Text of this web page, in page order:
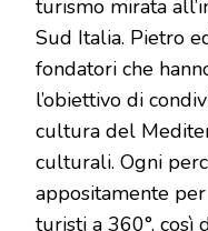
turismo mirata
Sud Italia. Pietro
fondatori che
l’obiettivo di
cultura del
culturali. Ogni
appositamente
turisti a 360°, così